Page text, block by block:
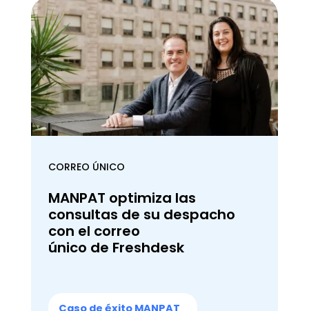
CORREO ÚNICO
MANPAT optimiza las
consultas de su despacho
con el correo
único de Freshdesk